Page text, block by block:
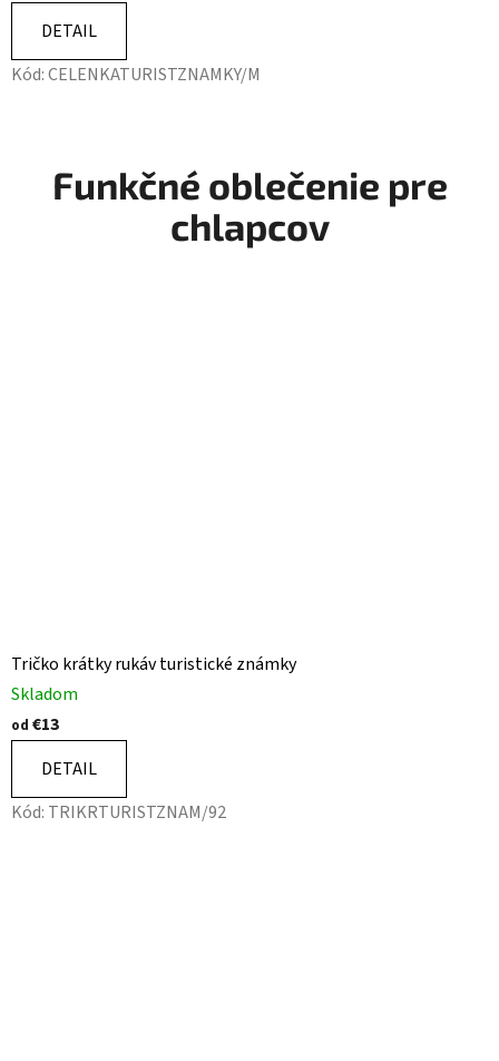
DETAIL
Kód:CELENKATURISTZNAMKY/M
Funkčné oblečenie pre
chlapcov
Tričko krátky rukáv turistické známky
Skladom
od €13
DETAIL
Kód: TRIKRTURISTZNAM/92